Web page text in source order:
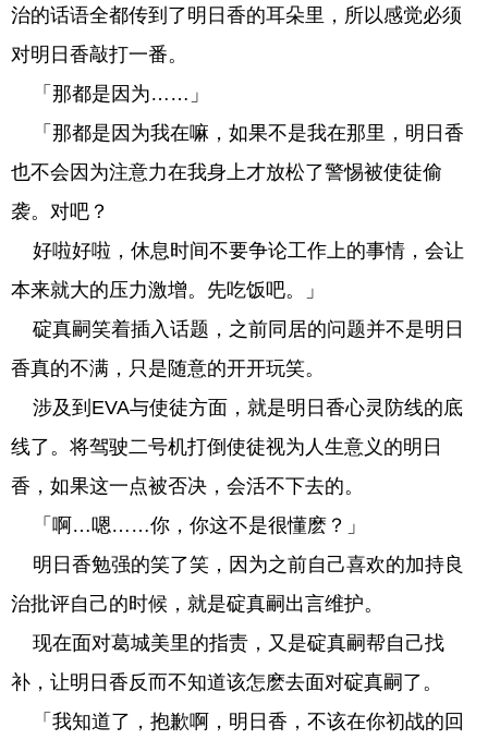
治的话语全都传到了明日香的耳朵里，所以感觉必须
对明日香敲打一番。
「那都是因为……」
「那都是因为我在嘛，如果不是我在那里，明日香
也不会因为注意力在我身上才放松了警惕被使徒偷
袭。对吧？
好啦好啦，休息时间不要争论工作上的事情，会让
本来就大的压力激增。先吃饭吧。」
碇真嗣笑着插入话题，之前同居的问题并不是明日
香真的不满，只是随意的开开玩笑。
涉及到EVA与使徒方面，就是明日香心灵防线的底
线了。将驾驶二号机打倒使徒视为人生意义的明日
香，如果这一点被否决，会活不下去的。
「啊…嗯……你，你这不是很懂麽？」
明日香勉强的笑了笑，因为之前自己喜欢的加持良
治批评自己的时候，就是碇真嗣出言维护。
现在面对葛城美里的指责，又是碇真嗣帮自己找
补，让明日香反而不知道该怎麽去面对碇真嗣了。
「我知道了，抱歉啊，明日香，不该在你初战的回